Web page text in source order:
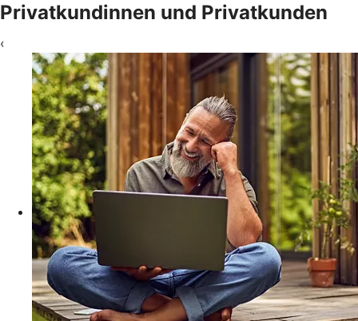
Privatkundinnen und Privatkunden
‹